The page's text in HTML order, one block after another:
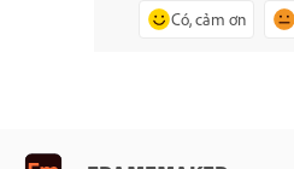
Có, cảm ơn